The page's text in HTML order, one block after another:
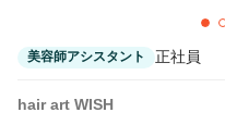
美容師アシスタント 正社員
hair art WISH